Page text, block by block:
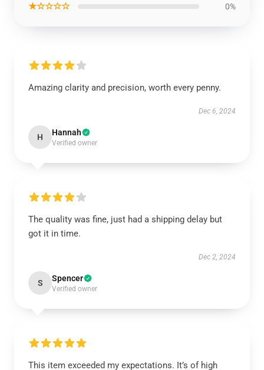
★☆☆☆☆ 0%
Amazing clarity and precision, worth every penny.
Dec 6, 2024
H Hannah
Verified owner
The quality was fine, just had a shipping delay but
got it in time.
Dec 2, 2024
S Spencer
Verified owner
This item exceeded my expectations. It’s of high